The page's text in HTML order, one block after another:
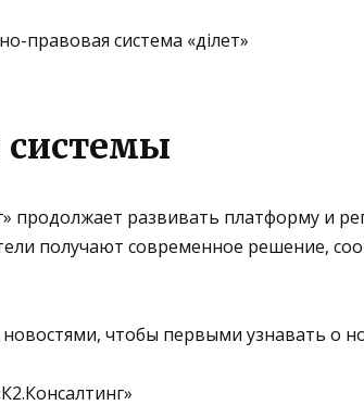
правовая система «Әділет»
системы
продолжает развивать платформу и
получают современное решение,
чтобы первыми узнавать о